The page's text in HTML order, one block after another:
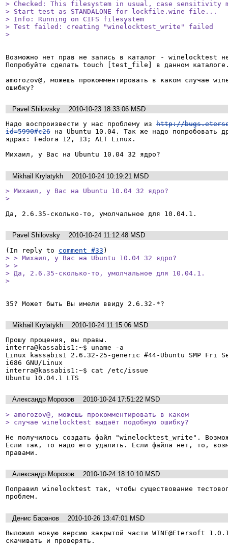
> Checked: This filesystem in usual, case sensitivity
> Start test as STANDALONE for lockfile.wine file...
> Info: Running on CIFS filesystem
> Test failed: creating "winelocktest_write" failed
>
Возможно нет прав не запись в каталог - winelocktest
Попробуйте сделать touch [test_file] в данном
amorozov@, можешь прокомментировать в каком случае
Pavel Shilovsky
2010-10-23 18:33:06 MSD
Надо воспроизвести у нас проблему из http://
id=5990#c26 на Ubuntu 10.04. Так же надо попробовать
ядрах: Fedora 12, 13; ALT Linux.
Михаил, у Вас на Ubuntu 10.04 32 ядро?
Mikhail Krylatykh
2010-10-24 10:19:21 MSD
> Михаил, у Вас на Ubuntu 10.04 32 ядро?
>
Да, 2.6.35-сколько-то, умолчальное для 10.04.1.
Pavel Shilovsky
2010-10-24 11:12:48 MSD
(In reply to comment #33
> > Михаил, у Вас на Ubuntu 10.04 32 ядро?
> >
> Да, 2.6.35-сколько-то, умолчальное для 10.04.1.
>
35? Может быть Вы имели ввиду 2.6.32-*?
Mikhail Krylatykh
2010-10-24 11:15:06 MSD
Прошу прощения, вы правы.
interra@kassabis1:~$ uname -a
Linux kassabis1 2.6.32-25-generic #44-Ubuntu SMP Fri
i686 GNU/Linux
interra@kassabis1:~$ cat /etc/issue
Ubuntu 10.04.1 LTS
Александр Морозов
2010-10-24 17:51:22 MSD
> amorozov@, можешь прокомментировать в каком
> случае winelocktest выдаёт подобную ошибку?
Не получилось создать файл "winelocktest_write".
Если так, то надо его удалить. Если файла нет, то,
Александр Морозов
2010-10-24 18:10:10 MSD
Поправил winelocktest так, чтобы существование
Денис Баранов
2010-10-26 13:47:01 MSD
Выложил новую версию закрытой части WINE@Etersoft
скачивать и проверять.